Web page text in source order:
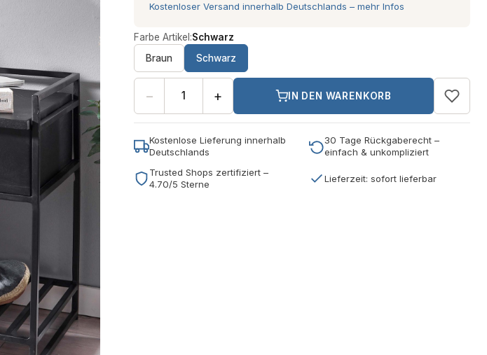
Kostenloser Versand innerhalb Deutschlands – mehr Infos
Farbe Artikel:Schwarz
Braun
Schwarz
− + IN DEN WARENKORB
Kostenlose Lieferung innerhalb
Deutschlands
30 Tage Rückgaberecht –
einfach & unkompliziert
Trusted Shops zertifiziert –
4.70/5 Sterne
Lieferzeit: sofort lieferbar